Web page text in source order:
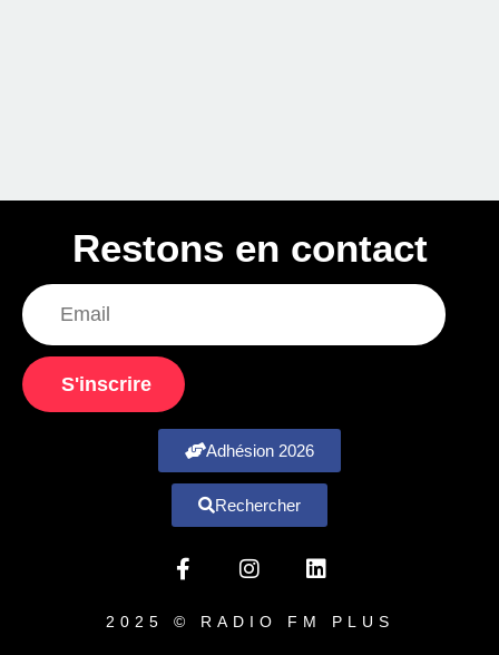
Restons en contact
S'inscrire
Adhésion 2026
Rechercher
2025 © RADIO FM PLUS